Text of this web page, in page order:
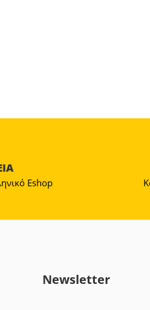
Εshop
Newsletter